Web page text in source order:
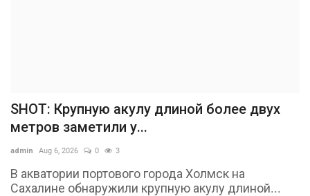
SHOT: Крупную акулу длиной более двух
метров заметили у...
admin Aug 6, 2026 0 3
В акватории портового города Холмск на
Сахалине обнаружили крупную акулу длиной...